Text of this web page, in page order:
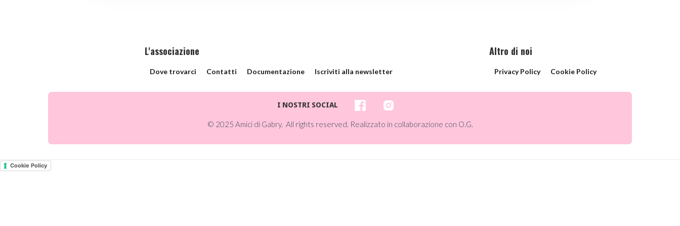
L'associazione
Dove trovarci Contatti Documentazione Iscriviti alla newsletter
Altro di noi
Privacy Policy Cookie Policy
I NOSTRI SOCIAL
© 2025 Amici di Gabry. All rights reserved. Realizzato in collaborazione con O.G.
Cookie Policy